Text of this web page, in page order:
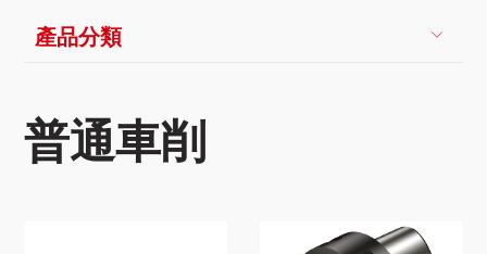
聯絡我們
產品分類
普通車削